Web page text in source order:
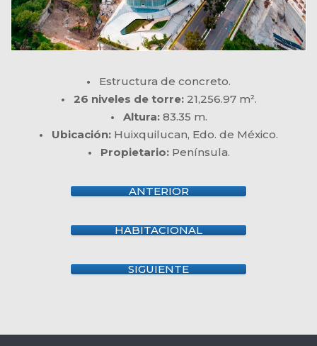
• Estructura de concreto.
• 26 niveles de torre:21,256.97 m².
• Altura:83.35 m.
• Ubicación: Huixquilucan, Edo. de México.
• Propietario:Península.
ANTERIOR
HABITACIONAL
SIGUIENTE